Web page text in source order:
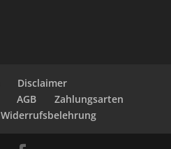
Disclaimer
AGB
Zahlungsarten
Widerrufsbelehrung